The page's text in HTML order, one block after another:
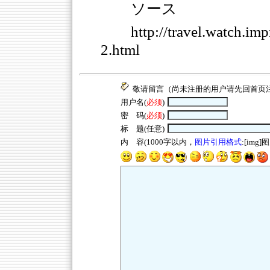
ソース
http://
2.html
敬请留言（尚未注册的用户请先回首页
用户名(必须)
密 码(必须)
标 题(任意)
内 容(1000字以内， 图片引用格式:[img]